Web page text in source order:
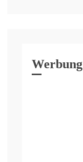
Werbung